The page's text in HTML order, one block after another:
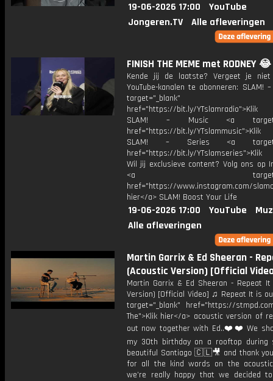
19-06-2026 17:00
YouTube
Jongeren.TV
Alle afleveringen
FINISH THE MEME met RODNEY
Kende jij de laatste? Vergeet je
YouTube-kanalen te abonneren: SLAM!
target="_blank"
href="https://bit.ly/
SLAM! – Music <a
href="https://bit.ly/
SLAM! – Series <a
href="https://bit.ly/
Wil jij exclusieve content? Volg ons op
<a
href="https://www.instagram.com/
hier</a> SLAM! Boost Your Life
19-06-2026 17:00 YouTube
Alle afleveringen
Martin Garrix & Ed Sheeran -
(Acoustic Version) [Official
Martin Garrix & Ed Sheeran - Repeat It
Version) [Official Video] ♫ Repeat It is
target="_blank" href="https://
The">Klik hier</a> acoustic version of
out now together with Ed..❤️❤️ We
my 30th birthday on a rooftop during
beautiful Santiago 🇨🇱🎥 and thank
for all the kind words on the acoustic
we’re really happy that we decided